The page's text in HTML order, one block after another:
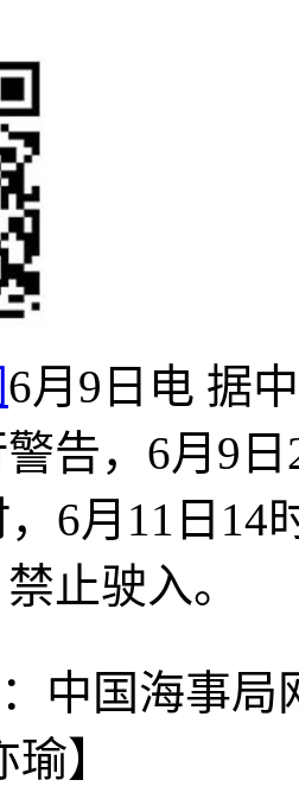
6月9日电 据
告，6月9
，6月11日
止驶入。
中国海事局
】